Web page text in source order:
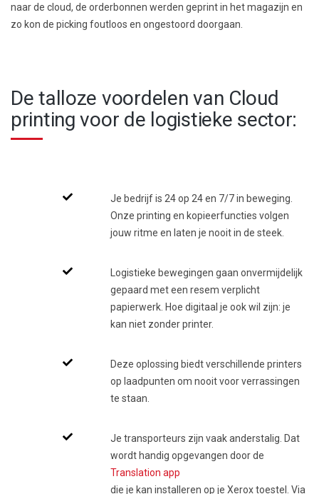
naar de cloud, de orderbonnen werden geprint in het magazijn en
zo kon de picking foutloos en ongestoord doorgaan.
De talloze voordelen van Cloud
printing voor de logistieke sector:
Je bedrijf is 24 op 24 en 7/7 in beweging.
Onze printing en kopieerfuncties volgen
jouw ritme en laten je nooit in de steek.
Logistieke bewegingen gaan onvermijdelijk
gepaard met een resem verplicht
papierwerk. Hoe digitaal je ook wil zijn: je
kan niet zonder printer.
Deze oplossing biedt verschillende printers
op laadpunten om nooit voor verrassingen
te staan.
Je transporteurs zijn vaak anderstalig. Dat
wordt handig opgevangen door de
Translation app
die je kan installeren op je Xerox toestel. Via